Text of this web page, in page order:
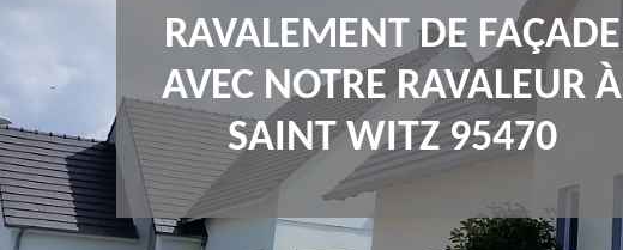
RAVALEMENT DE FAÇADE
AVEC NOTRE RAVALEUR À
SAINT WITZ 95470